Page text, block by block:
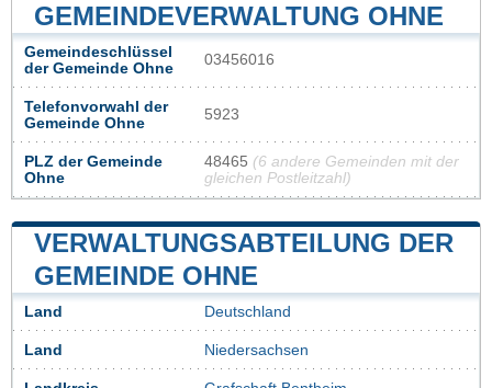
GEMEINDEVERWALTUNG OHNE
Gemeindeschlüssel
der Gemeinde Ohne
03456016
Telefonvorwahl der
Gemeinde Ohne
5923
PLZ der Gemeinde
Ohne
48465 (6 andere Gemeinden mit der
gleichen Postleitzahl)
VERWALTUNGSABTEILUNG DER
GEMEINDE OHNE
Land Deutschland
Land Niedersachsen